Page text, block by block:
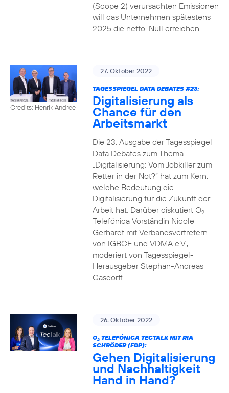
(Scope 2) verursachten Emissionen
will das Unternehmen spätestens
2025 die netto-Null erreichen.
Credits: Henrik Andree
27. Oktober 2022
TAGESSPIEGEL DATA DEBATES #23:
Digitalisierung als
Chance für den
Arbeitsmarkt
Die 23. Ausgabe der Tagesspiegel
Data Debates zum Thema
„Digitalisierung: Vom Jobkiller zum
Retter in der Not?“ hat zum Kern,
welche Bedeutung die
Digitalisierung für die Zukunft der
Arbeit hat. Darüber diskutiert O2
Telefónica Vorständin Nicole
Gerhardt mit Verbandsvertretern
von IGBCE und VDMA e.V.,
moderiert von Tagesspiegel-
Herausgeber Stephan-Andreas
Casdorff.
26. Oktober 2022
O2TELEFÓNICA TECTALK MIT RIA
SCHRÖDER (FDP):
Gehen Digitalisierung
und Nachhaltigkeit
Hand in Hand?